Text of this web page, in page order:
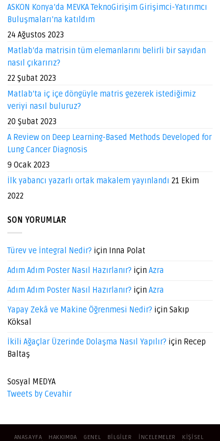
ASKON Konya’da MEVKA TeknoGirişim Girişimci-Yatırımcı
Buluşmaları’na katıldım
24 Ağustos 2023
Matlab’da matrisin tüm elemanlarını belirli bir sayıdan
nasıl çıkarırız?
22 Şubat 2023
Matlab’ta iç içe döngüyle matris gezerek istediğimiz
veriyi nasıl buluruz?
20 Şubat 2023
A Review on Deep Learning-Based Methods Developed for
Lung Cancer Diagnosis
9 Ocak 2023
İlk yabancı yazarlı ortak makalem yayınlandı 21 Ekim
2022
SON YORUMLAR
Türev ve İntegral Nedir? için Inna Polat
Adım Adım Poster Nasıl Hazırlanır? için Azra
Adım Adım Poster Nasıl Hazırlanır? için Azra
Yapay Zekâ ve Makine Öğrenmesi Nedir? için Sakıp
Köksal
İkili Ağaçlar Üzerinde Dolaşma Nasıl Yapılır? için Recep
Baltaş
Sosyal MEDYA
Tweets by Cevahir
ANASAYFA HAKKIMDA GENEL BILGILER İNCELEMELER
KIŞISEL